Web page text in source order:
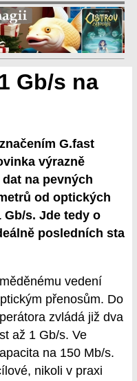
Gb/s na
G.fast
výrazně
na pevných
od optických
s. Jde tedy o
posledních sta
vedení
přenosům. Do
zvládá již dva
až 1 Gb/s. Ve
na 150 Mb/s.
nikoli v praxi